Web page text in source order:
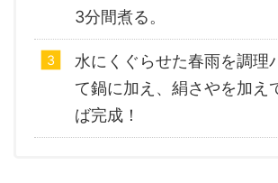
3分間煮る。
水にくぐらせた春雨を調理
て鍋に加え、絹さやを加え
ば完成！